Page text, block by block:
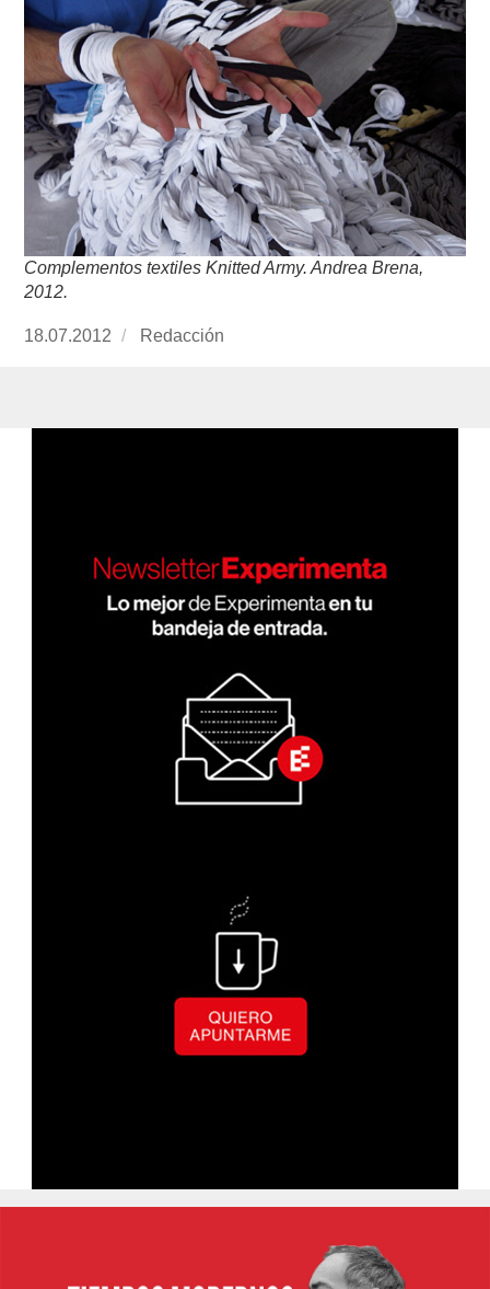
Complementos textiles Knitted Army. Andrea Brena,
2012.
Publicado
18.07.2012 https://www.experimenta.es/author/redaccion/
Redacción